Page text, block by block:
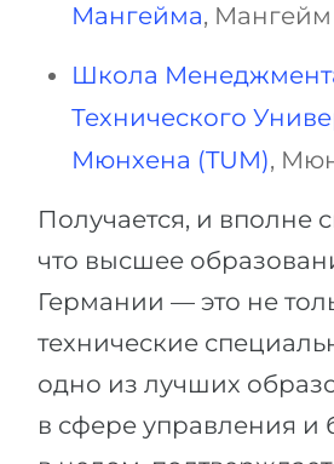
Мангейма, Мангейм
Школа
Технического
Мюнхена (TUM),
Получается, и вполне
что высшее
Германии — это не
технические
одно из лучших
в сфере управления и